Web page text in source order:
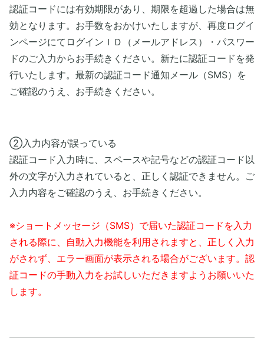
認証コードには有効期限があり、期限を超過した場合は無
効となります。お手数をおかけいたしますが、再度ログイ
ンページにてログインＩＤ（メールアドレス）・パスワー
ドのご入力からお手続きください。新たに認証コードを発
行いたします。最新の認証コード通知メール（SMS）を
ご確認のうえ、お手続きください。
➁入力内容が誤っている
認証コード入力時に、スペースや記号などの認証コード以
外の文字が入力されていると、正しく認証できません。ご
入力内容をご確認のうえ、お手続きください。
※ショートメッセージ（SMS）で届いた認証コードを入力
される際に、自動入力機能を利用されますと、正しく入力
がされず、エラー画面が表示される場合がございます。認
証コードの手動入力をお試しいただきますようお願いいた
します。